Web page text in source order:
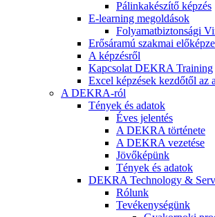
Pálinkakészítő képzés
E-learning megoldások
Folyamatbiztonsági
Erősáramú szakmai
A képzésről
Kapcsolat DEKRA Training
Excel képzések kezdőtől az
A DEKRA-ról
Tények és adatok
Éves jelentés
A DEKRA története
A DEKRA vezetése
Jövőképünk
Tények és adatok
DEKRA Technology &
Rólunk
Tevékenységünk